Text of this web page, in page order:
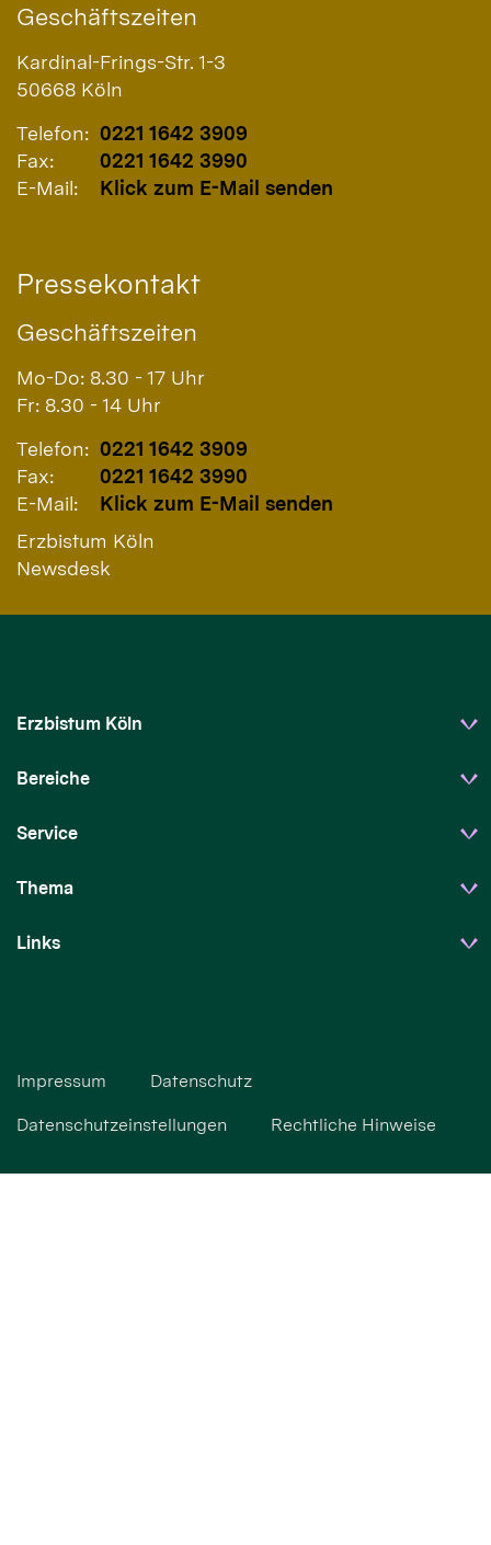
Geschäftszeiten
Kardinal-Frings-Str. 1-3
50668 Köln
Telefon: 0221 1642 3909
Fax:
0221 1642 3990
E-Mail:
Klick zum E-Mail senden
Pressekontakt
Geschäftszeiten
Mo-Do: 8.30 - 17 Uhr
Fr: 8.30 - 14 Uhr
Telefon: 0221 1642 3909
Fax:
0221 1642 3990
E-Mail:
Klick zum E-Mail senden
Erzbistum Köln
Newsdesk
Erzbistum Köln
Bereiche
Service
Thema
Links
Impressum Datenschutz
Datenschutzeinstellungen Rechtliche Hinweise